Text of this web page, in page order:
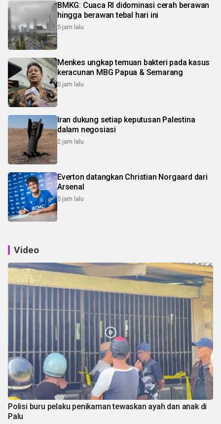
BMKG: Cuaca RI didominasi cerah berawan
hingga berawan tebal hari ini
5 jam lalu
Menkes ungkap temuan bakteri pada kasus
keracunan MBG Papua & Semarang
5 jam lalu
Iran dukung setiap keputusan Palestina
dalam negosiasi
2 jam lalu
Everton datangkan Christian Norgaard dari
Arsenal
5 jam lalu
Video
Polisi buru pelaku penikaman tewaskan ayah dan anak di
Palu